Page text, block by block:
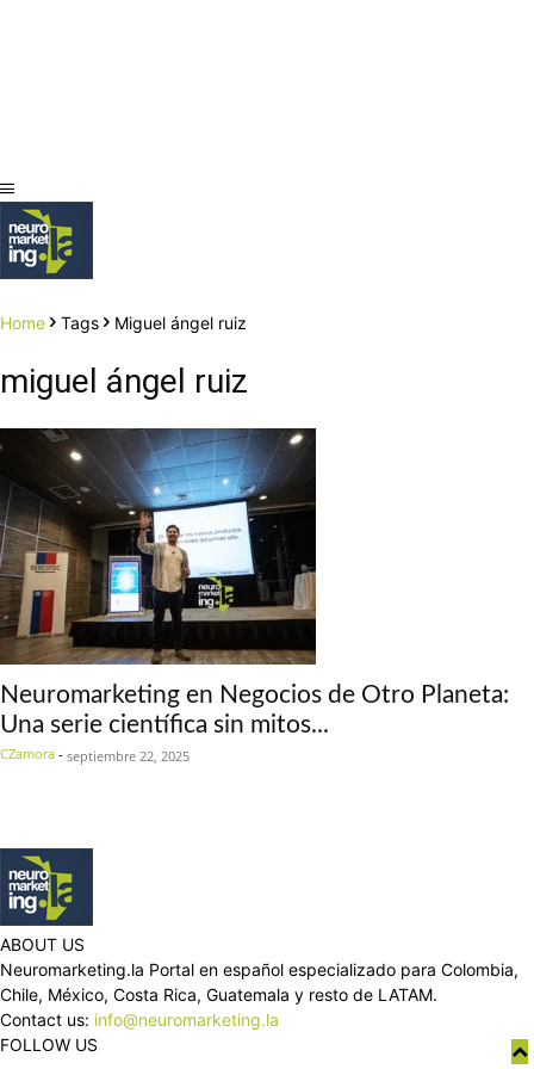
Home Tags Miguel ángel ruiz
miguel ángel ruiz
Neuromarketing en Negocios de Otro Planeta:
Una serie científica sin mitos...
CZamora - septiembre 22, 2025
ABOUT US
Neuromarketing.la Portal en español especializado para Colombia,
Chile, México, Costa Rica, Guatemala y resto de LATAM.
Contact us: info@neuromarketing.la
FOLLOW US